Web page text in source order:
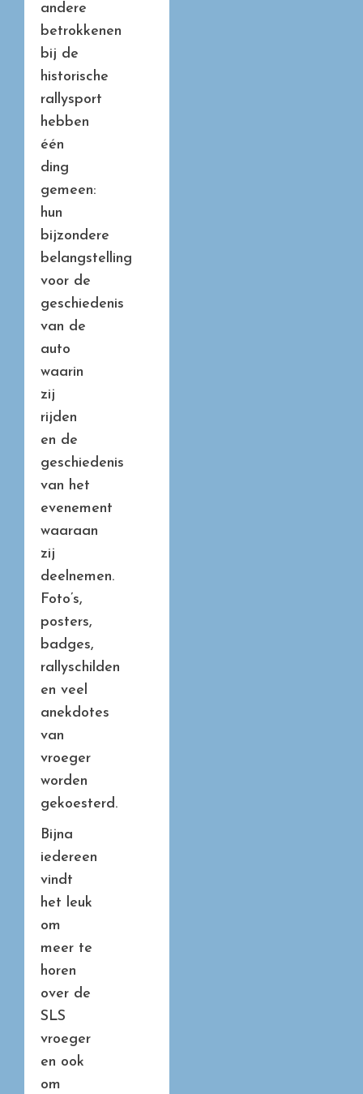
andere
betrokkenen
bij de
historische
rallysport
hebben
één
ding
gemeen:
hun
bijzondere
belangstelling
voor de
geschiedenis
van de
auto
waarin
zij
rijden
en de
geschiedenis
van het
evenement
waaraan
zij
deelnemen.
Foto’s,
posters,
badges,
rallyschilden
en veel
anekdotes
van
vroeger
worden
gekoesterd.
Bijna
iedereen
vindt
het leuk
om
meer te
horen
over de
SLS
vroeger
en ook
om